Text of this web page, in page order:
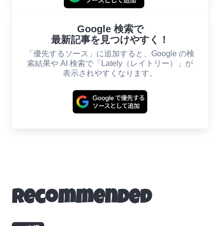
Google 検索で
最新記事を見つけやすく！
「優先するソース」に追加すると、Google の検
索結果や AI 検索で「Lately（レイトリー）」が
表示されやすくなります。
Recommended